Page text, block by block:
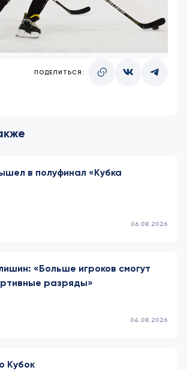
ПОДЕЛИТЬСЯ:
в полуфинал «Кубка
06.08.2026
«Больше игроков смогут
разряды»
04.08.2026
Кубок